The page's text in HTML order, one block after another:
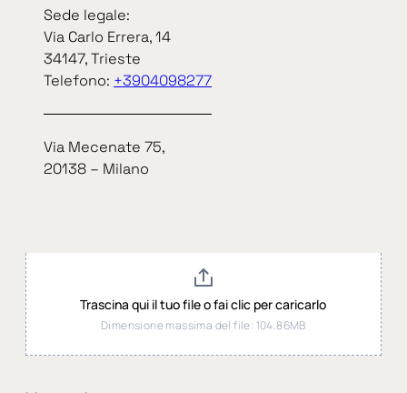
Sede legale:
Via Carlo Errera, 14
34147, Trieste
Telefono: +3904098277
Via Mecenate 75,
20138 – Milano
Trascina qui il tuo file o fai clic per caricarlo
Dimensione massima del file: 104.86MB